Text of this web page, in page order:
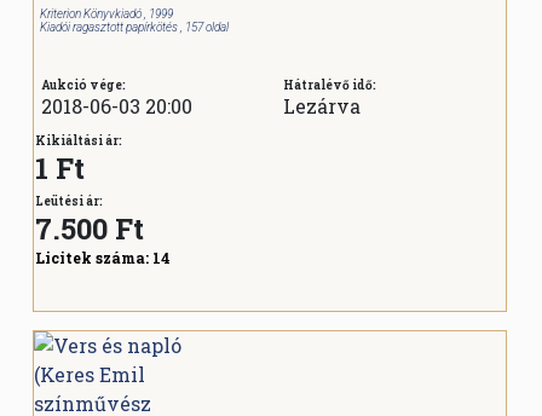
Kriterion Könyvkiadó , 1999
Kiadói ragasztott papírkötés , 157 oldal
Aukció vége:
2018-06-03 20:00
Hátralévő idő:
Lezárva
Kikiáltási ár:
1 Ft
Leütési ár:
7.500 Ft
Licitek száma: 14